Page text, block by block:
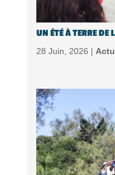
UN ÉTÉ À TERRE DE
28 Juin, 2026 |